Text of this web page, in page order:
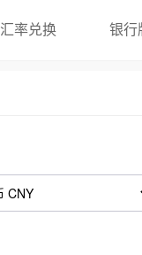
汇率兑换 银行